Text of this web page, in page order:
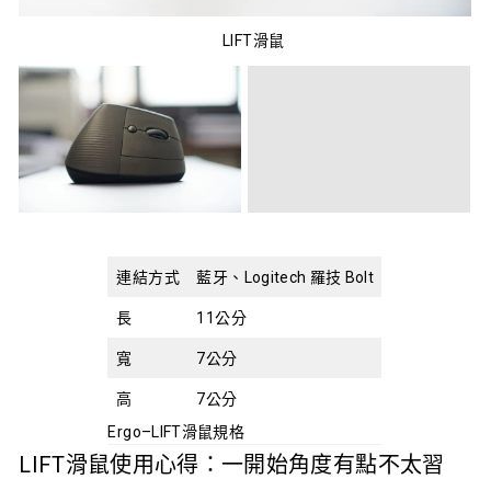
LIFT滑鼠
連結方式 藍牙、Logitech 羅技 Bolt
長 11公分
寬 7公分
高
7公分
Ergo–LIFT滑鼠規格
LIFT滑鼠使用心得：一開始角度有點不太習